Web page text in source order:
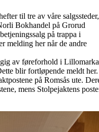
til tre av våre salgssteder,
Bokhandel på Grorud
på trappa i
melding her når de andre
av føreforhold i Lillomarka
blir fortløpende meldt her.
på Romsås ute.
mens Stolpejaktens